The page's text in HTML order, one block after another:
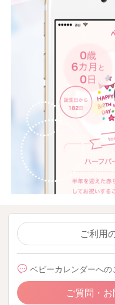
ご利用
ベビーカレンダーへ
ご質問・